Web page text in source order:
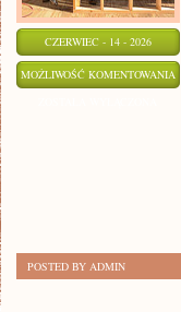
CZERWIEC - 14 - 2026
MOŻLIWOŚĆ KOMENTOWANIA
POSTED BY ADMIN